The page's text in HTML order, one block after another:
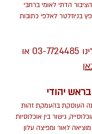
הציבור הדתי לאומי ברחבי
בניוזלטר לאלפי כתובות
03-7724485 או
יהודי
העוסקת בהעמקת זהות
גישור בין אוכלוסיות
לאור ומפיצה עלון